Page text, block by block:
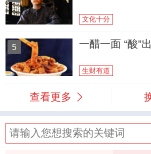
文化十分
5 一醋一面 “酸”
生财有道
查看更多